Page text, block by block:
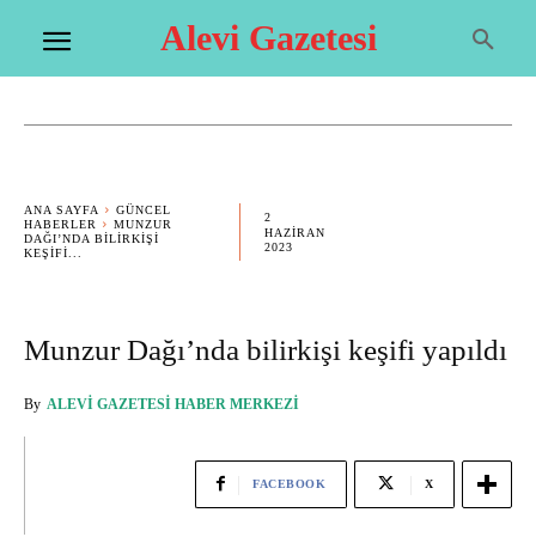
Alevi Gazetesi
ANA SAYFA
GÜNCEL
HABERLER
MUNZUR
DAĞI’NDA BILIRKIŞI
KEŞIFI...
2
HAZIRAN
2023
Munzur Dağı’nda bilirkişi keşifi yapıldı
By ALEVI GAZETESI HABER MERKEZI
FACEBOOK X